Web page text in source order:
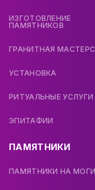
ИЗГОТОВЛЕНИЕ
ПАМЯТНИКОВ
ГРАНИТНАЯ
УСТАНОВКА
РИТУАЛЬНЫЕ УСЛУГИ
ЭПИТАФИИ
ПАМЯТНИКИ
ПАМЯТНИКИ НА